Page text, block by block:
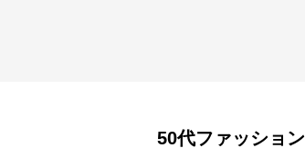
50代ファッション